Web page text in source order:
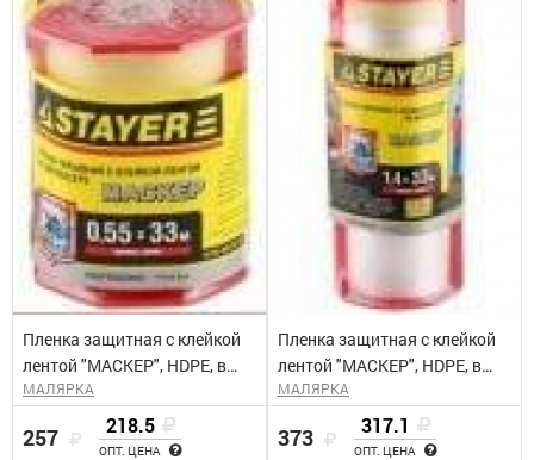
Пленка защитная с клейкой
лентой "МАСКЕР", HDPE, в
диспенсере,10 мкм, 0,55 x
33м STAYER "PROFI"
МАЛЯРКА
257 218.5
ОПТ. ЦЕНА
Пленка защитная с клейкой
лентой "МАСКЕР", HDPE, в
диспенсере, 10мкм, 1,4 x 33м
STAYER "PROFI"
МАЛЯРКА
373 317.1
ОПТ. ЦЕНА